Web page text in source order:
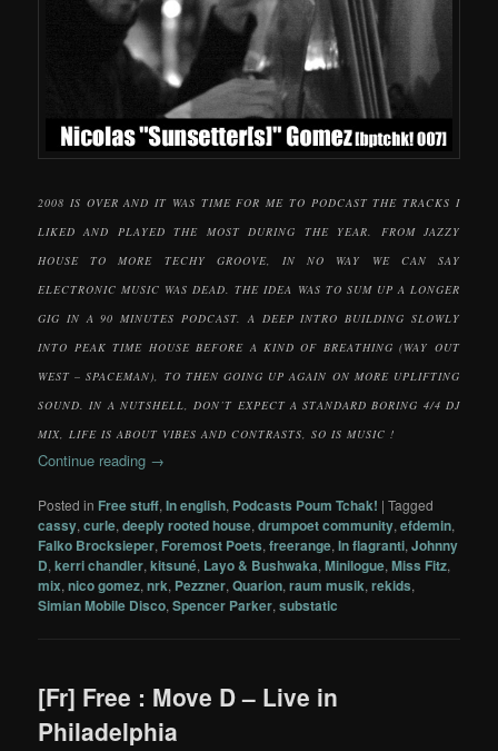
2008 IS OVER AND IT WAS TIME FOR ME TO PODCAST THE TRACKS I
LIKED AND PLAYED THE MOST DURING THE YEAR. FROM JAZZY
HOUSE TO MORE TECHY GROOVE, IN NO WAY WE CAN SAY
ELECTRONIC MUSIC WAS DEAD. THE IDEA WAS TO SUM UP A LONGER
GIG IN A 90 MINUTES PODCAST. A DEEP INTRO BUILDING SLOWLY
INTO PEAK TIME HOUSE BEFORE A KIND OF BREATHING (WAY OUT
WEST – SPACEMAN), TO THEN GOING UP AGAIN ON MORE UPLIFTING
SOUND. IN A NUTSHELL, DON’T EXPECT A STANDARD BORING 4/4 DJ
MIX, LIFE IS ABOUT VIBES AND CONTRASTS, SO IS MUSIC !
Continue reading →
Posted in Free stuff,In english, Podcasts Poum Tchak! |Tagged
cassy,curle,deeply rooted house,drumpoet community,efdemin,
Falko Brocksieper, Foremost Poets,freerange,In flagranti,Johnny
D,kerri chandler,kitsuné, Layo & Bushwaka,Minilogue,Miss Fitz,
mix,nico gomez,nrk, Pezzner,Quarion,raum musik,rekids,
Simian Mobile Disco,Spencer Parker,substatic
[Fr] Free : Move D – Live in
Philadelphia